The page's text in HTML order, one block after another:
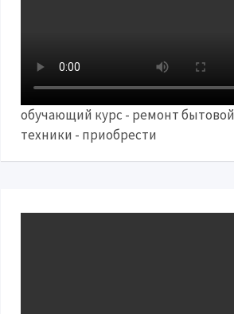
обучающий курс - ремонт бытовой
техники - приобрести